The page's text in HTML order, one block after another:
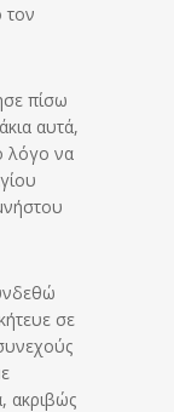
τον
πίσω
αυτά,
λόγο να
σε
ακριβώς